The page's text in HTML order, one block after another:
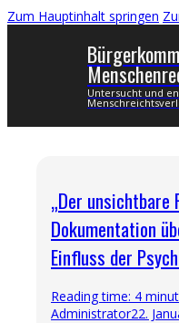
Zum Hauptinhalt springen
Untersucht und
„Der unsichtbare
Dokumentation
Einfluss der
Reading time: 4
Administrator22.